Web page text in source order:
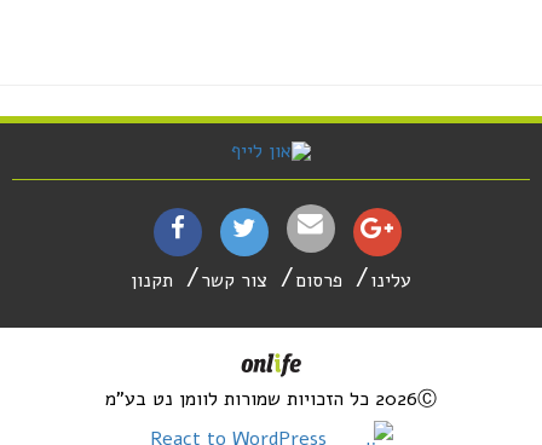
עלינו פרסום צור קשר תקנון
2026Ⓒ כל הזכויות שמורות לוומן נט בע"מ